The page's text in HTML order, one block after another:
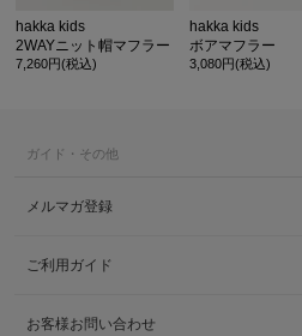
hakka kids
2WAYニット帽マフラー
7,260円(税込)
hakka kids
ボアマフラー
3,080円(税込)
ガイド・その他
メルマガ登録
ご利用ガイド
お客様お問い合わせ